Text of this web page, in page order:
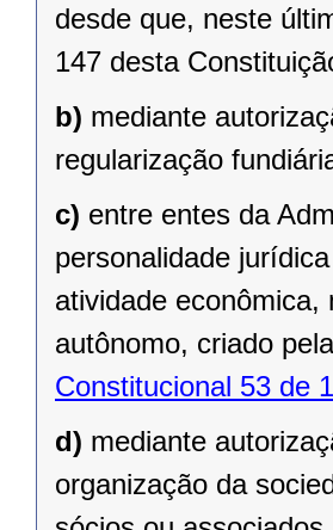
desde que, neste
147 desta
b) mediante
regularização
c) entre entes da
personalidade
atividade
autônomo, criado
Constitucional 53 de
d) mediante
organização da